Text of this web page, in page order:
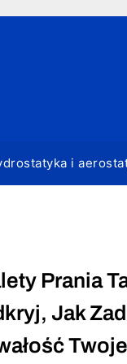
i
Prania
Jak